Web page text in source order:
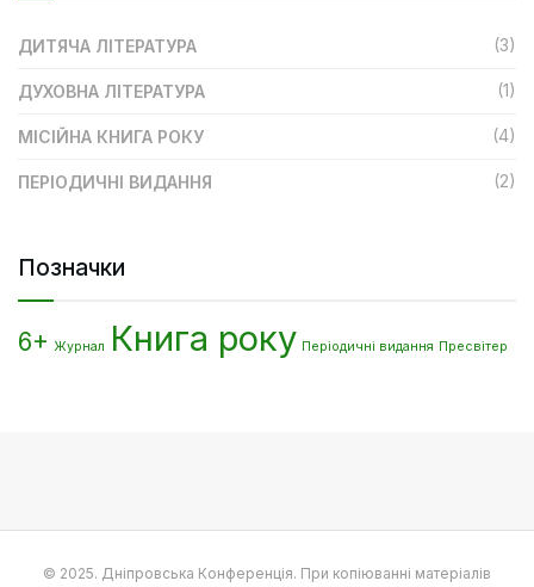
ДИТЯЧА ЛІТЕРАТУРА (3)
ДУХОВНА ЛІТЕРАТУРА (1)
МІСІЙНА КНИГА РОКУ (4)
ПЕРІОДИЧНІ ВИДАННЯ (2)
Позначки
6+ Журнал Книга року Періодичні видання Пресвітер
© 2025. Днiпровська Конференцiя. При копіюванні матеріалів